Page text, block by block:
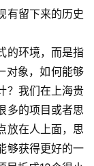
有留下来的历史
的环境，而是指
对象，如何能够
？我们在上海贵
多的项目或者思
放在人上面，思
够获得更好的一